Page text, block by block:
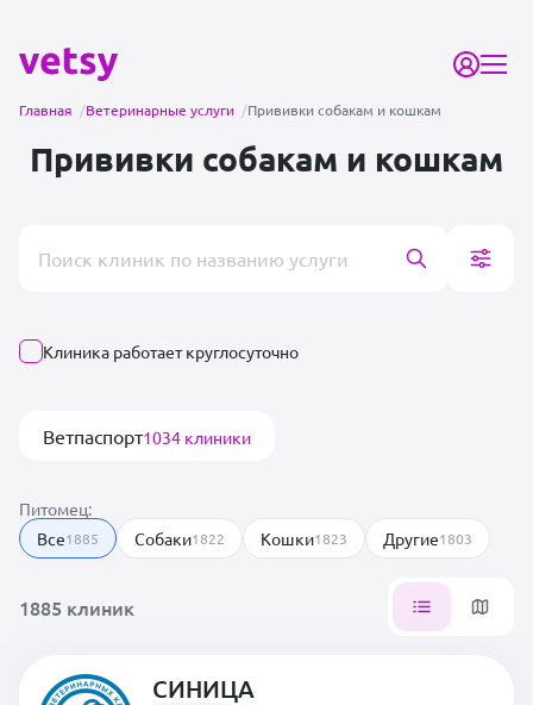
Главная /Ветеринарные услуги /Прививки собакам и кошкам
Прививки собакам и кошкам
Клиника работает круглосуточно
Ветпаспорт1034 клиники
Питомец:
Все1885 Собаки1822 Кошки1823 Другие1803
1885 клиник
СИНИЦА